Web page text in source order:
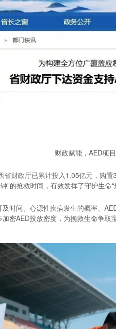
财政赋能，AED项
财政厅已累计投入1.05亿元，购
”的抢救时间，有效发挥了守护生命“
时间、心源性疾病发生的概率、
密AED投放密度，为挽救生命争取